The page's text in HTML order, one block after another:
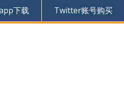
下载 Twitter账号购买